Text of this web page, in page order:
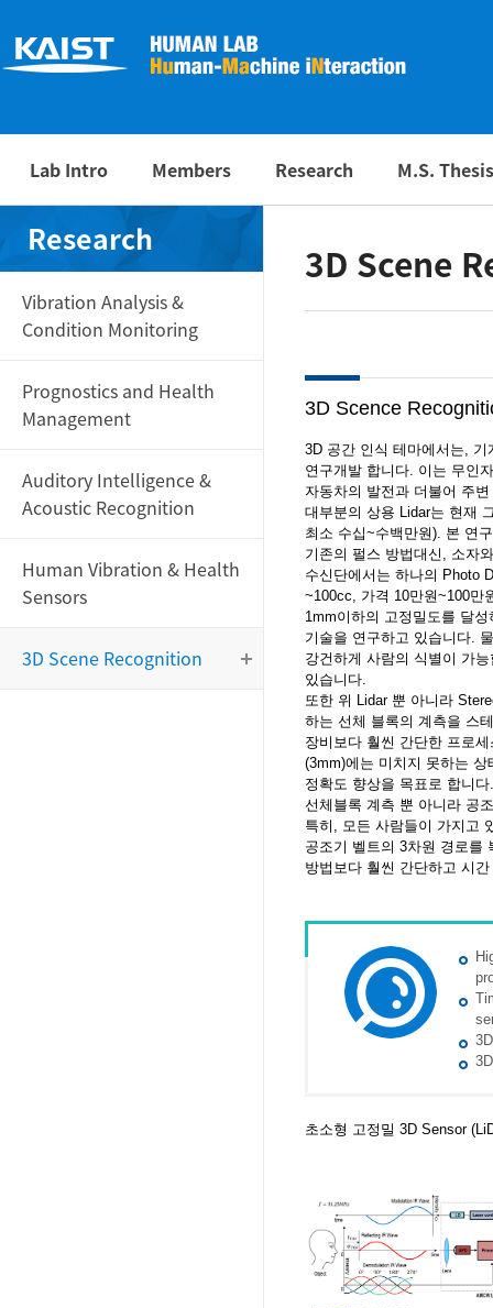
Lab Intro Members Research M.S.
Research
Vibration Analysis &
Condition Monitoring
Prognostics and Health
Management
Auditory Intelligence &
Acoustic Recognition
Human Vibration & Health
Sensors
3D Scene Recognition
3D Scene
3D Scence
3D 공간 인식 테마에서는,
연구개발 합니다. 이는 무인
자동차의 발전과 더불어 주
대부분의 상용 Lidar는 현재
최소 수십~수백만원). 본 연
기존의 펄스 방법대신, 소자
수신단에서는 하나의 Photo
~100cc, 가격 10만원~100만
1mm이하의 고정밀도를 달
기술을 연구하고 있습니다.
강건하게 사람의 식별이 가
있습니다.
또한 위 Lidar 뿐 아니라
하는 선체 블록의 계측을 스
장비보다 훨씬 간단한 프로
(3mm)에는 미치지 못하는
정확도 향상을 목표로 합니
선체블록 계측 뿐 아니라 공
특히, 모든 사람들이 가지고
공조기 벨트의 3차원 경로를
방법보다 훨씬 간단하고 시
초소형 고정밀 3D Sensor